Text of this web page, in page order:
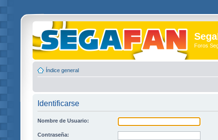
Foros
Índice general
Identificarse
Nombre de Usuario:
Contraseña: